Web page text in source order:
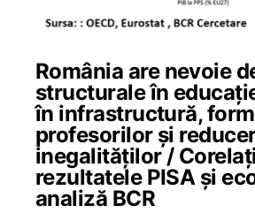
România are nevoie
structurale în
în infrastructură,
profesorilor și
inegalităților /
rezultatele PISA și
analiză BCR